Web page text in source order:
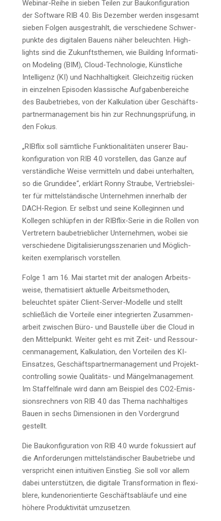
Web­i­nar-Rei­he in sie­ben Tei­len zur Bau­kon­fi­gu­ra­ti­on
der Soft­ware RIB 4.0. Bis Dezem­ber wer­den ins­ge­samt
sie­ben Fol­gen aus­ge­strahlt, die ver­schie­de­ne Schwer­
punk­te des digi­ta­len Bau­ens näher beleuch­ten. High­
lights sind die Zukunfts­the­men, wie Buil­ding Infor­ma­ti­
on Mode­ling (BIM), Cloud-Tech­no­lo­gie, Künst­li­che
Intel­li­genz (KI) und Nach­hal­tig­keit. Gleich­zei­tig rücken
in ein­zel­nen Epi­so­den klas­si­sche Auf­ga­ben­be­rei­che
des Bau­be­trie­bes, von der Kal­ku­la­ti­on über Geschäfts­
part­ner­ma­nage­ment bis hin zur Rech­nungs­prü­fung, in
den Fokus.
„RIB­flix soll sämt­li­che Funk­tio­na­li­tä­ten unse­rer Bau­
kon­fi­gu­ra­ti­on von RIB 4.0 vor­stel­len, das Gan­ze auf
ver­ständ­li­che Wei­se ver­mit­teln und dabei unter­hal­ten,
so die Grund­idee“, erklärt Ron­ny Strau­be, Ver­triebs­lei­
ter für mit­tel­stän­di­sche Unter­neh­men inner­halb der
DACH-Regi­on. Er selbst und sei­ne Kol­le­gin­nen und
Kol­le­gen schlüp­fen in der RIB­flix-Serie in die Rol­len von
Ver­tre­tern bau­be­trieb­li­cher Unter­neh­men, wobei sie
ver­schie­de­ne Digi­ta­li­sie­rungs­sze­na­ri­en und Mög­lich­
kei­ten exem­pla­risch vorstellen.
Fol­ge 1 am 16. Mai star­tet mit der ana­lo­gen Arbeits­
wei­se, the­ma­ti­siert aktu­el­le Arbeits­me­tho­den,
beleuch­tet spä­ter Cli­ent-Ser­ver-Model­le und stellt
schließ­lich die Vor­tei­le einer inte­grier­ten Zusam­men­
ar­beit zwi­schen Büro- und Bau­stel­le über die Cloud in
den Mit­tel­punkt. Wei­ter geht es mit Zeit- und Res­sour­
cen­ma­nage­ment, Kal­ku­la­ti­on, den Vor­tei­len des KI-
Ein­sat­zes, Geschäfts­part­ner­ma­nage­ment und Pro­jekt­
con­trol­ling sowie Qua­li­täts- und Män­gel­ma­nage­ment.
Im Staf­fel­fi­na­le wird dann am Bei­spiel des CO2-Emis­
si­ons­rech­ners von RIB 4.0 das The­ma nach­hal­ti­ges
Bau­en in sechs Dimen­sio­nen in den Vor­der­grund
gestellt.
Die Bau­kon­fi­gu­ra­ti­on von RIB 4.0 wur­de fokus­siert auf
die Anfor­de­run­gen mit­tel­stän­di­scher Bau­be­trie­be und
ver­spricht einen intui­ti­ven Ein­stieg. Sie soll vor allem
dabei unter­stüt­zen, die digi­ta­le Trans­for­ma­ti­on in fle­xi­
ble­re, kun­den­ori­en­tier­te Geschäfts­ab­läu­fe und eine
höhe­re Pro­duk­ti­vi­tät umzusetzen.